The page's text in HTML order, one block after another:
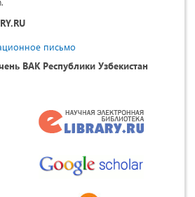
письмо
ВАК Республики Узбекистан